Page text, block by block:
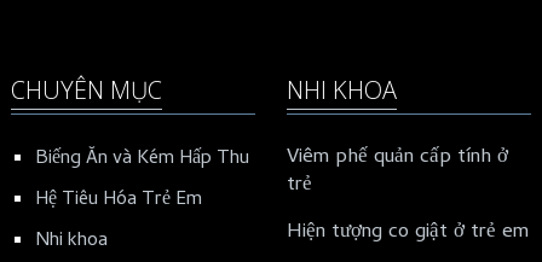
CHUYÊN MỤC
Biếng Ăn và Kém Hấp Thu
Hệ Tiêu Hóa Trẻ Em
Nhi khoa
NHI KHOA
Viêm phế quản cấp tính ở
trẻ
Hiện tượng co giật ở trẻ em